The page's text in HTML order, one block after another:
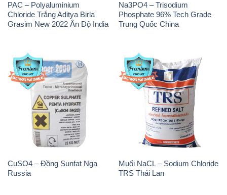
PAC – Polyaluminium
Chloride Trắng Aditya Birla
Grasim New 2022 Ấn Độ India
Na3PO4 – Trisodium
Phosphate 96% Tech Grade
Trung Quốc China
CuSO4 – Đồng Sunfat Nga
Russia
Muối NaCL – Sodium Chloride
TRS Thái Lan